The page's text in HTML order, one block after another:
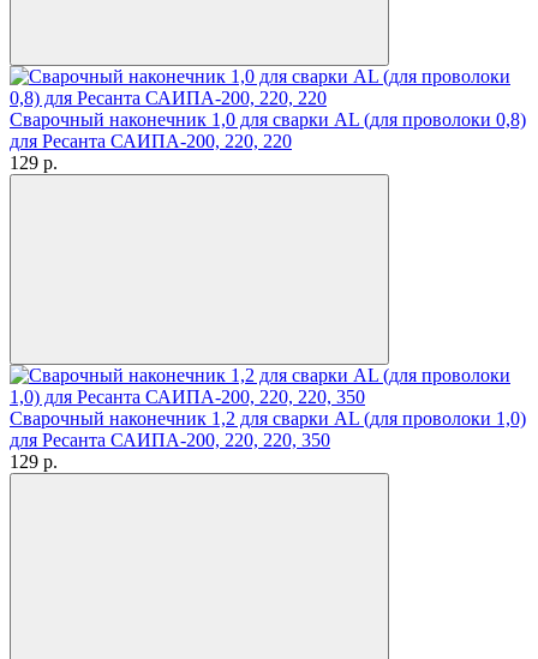
Сварочный наконечник 1,0 для сварки AL (для проволоки 0,8)
для Ресанта САИПА-200, 220, 220
129 p.
Сварочный наконечник 1,2 для сварки AL (для проволоки 1,0)
для Ресанта САИПА-200, 220, 220, 350
129 p.